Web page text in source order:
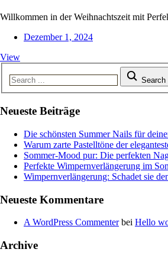
Willkommen in der Weihnachtszeit mit
Dezember 1, 2024
View
Search
Neueste Beiträge
Die schönsten Summer Nails für
Warum zarte Pastelltöne der
Sommer-Mood pur: Die perfekten
Perfekte Wimpernverlängerung im
Wimpernverlängerung: Schadet sie
Neueste Kommentare
A WordPress Commenterbei Hello
Archive